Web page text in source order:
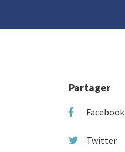
Partager
Facebook
Twitter